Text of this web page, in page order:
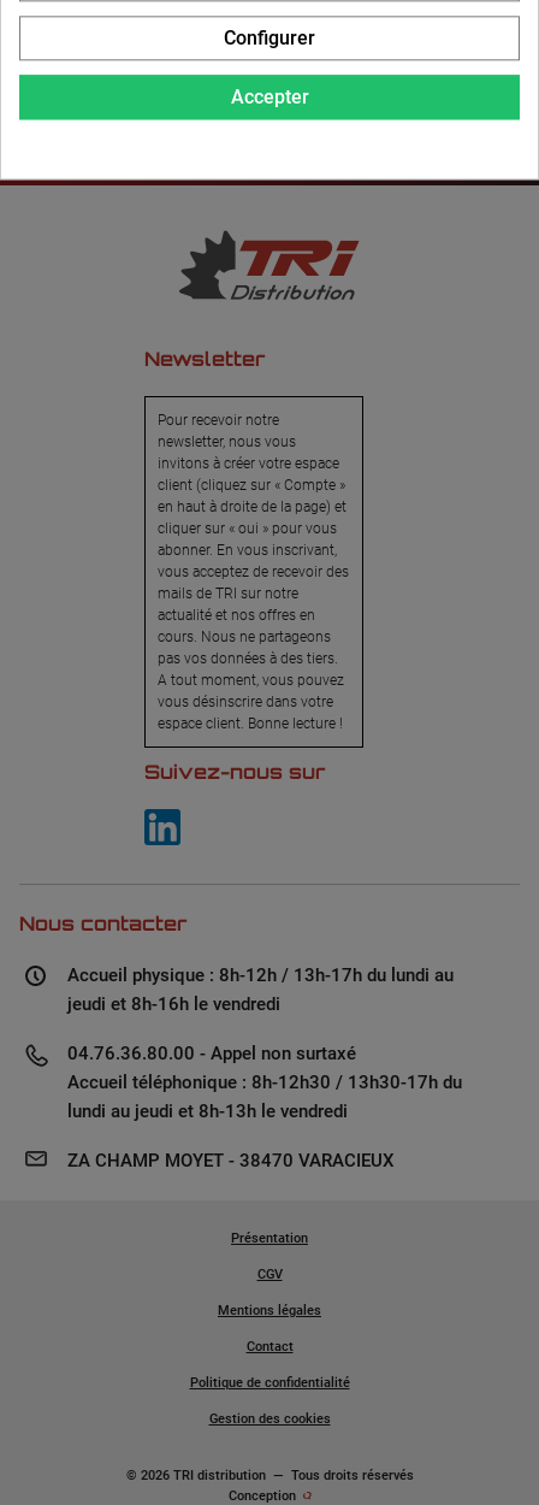
Newsletter
Pour recevoir notre
newsletter, nous vous
invitons à créer votre espace
client (cliquez sur « Compte »
en haut à droite de la page) et
cliquer sur « oui » pour vous
abonner. En vous inscrivant,
vous acceptez de recevoir des
mails de TRI sur notre
actualité et nos offres en
cours. Nous ne partageons
pas vos données à des tiers.
A tout moment, vous pouvez
vous désinscrire dans votre
espace client. Bonne lecture !
Suivez-nous sur
Nous contacter
Accueil physique : 8h-12h / 13h-17h du lundi au
jeudi et 8h-16h le vendredi
04.76.36.80.00 - Appel non surtaxé
Accueil téléphonique : 8h-12h30 / 13h30-17h du
lundi au jeudi et 8h-13h le vendredi
ZA CHAMP MOYET - 38470 VARACIEUX
Présentation
CGV
Mentions légales
Contact
Politique de confidentialité
Gestion des cookies
© 2026 TRI distribution — Tous droits réservés
Conception
Accepter
Configurer